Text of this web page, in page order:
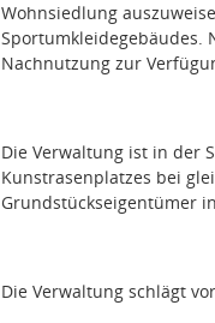
Wohnsiedlung
Sportumkleidegebäudes.
Nachnutzung zur
Die Verwaltung ist in der
Kunstrasenplatzes bei
Grundstückseigentümer
Die Verwaltung schlägt